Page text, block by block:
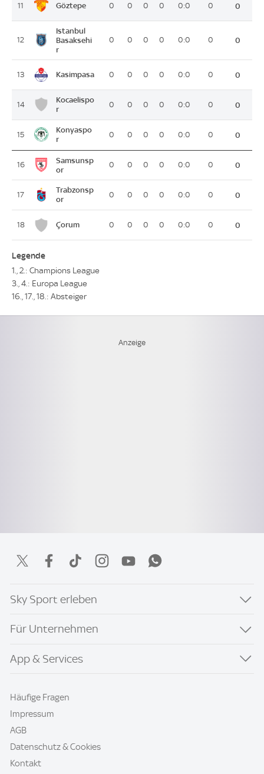
11 Göztepe 0 0 0 0 0:0 0 0
12
Istanbul
Basaksehi
r
0 0 0 0 0:0 0 0
13 Kasimpasa 0 0 0 0 0:0 0 0
14
Kocaelispo
r
0 0 0 0 0:0 0 0
15
Konyaspo
r
0 0 0 0 0:0 0 0
16
Samsunsp
or
0 0 0 0 0:0 0 0
17
Trabzonsp
or
0 0 0 0 0:0 0 0
18 Çorum 0 0 0 0 0:0 0 0
Legende
1., 2.: Champions League
3., 4.: Europa League
16., 17., 18.: Absteiger
Sky Sport erleben
Für Unternehmen
App & Services
Häufige Fragen
Impressum
AGB
Datenschutz & Cookies
Kontakt